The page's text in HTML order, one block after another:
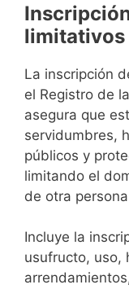
limitativos
La inscripción
el Registro de
asegura que
servidumbres,
públicos y
limitando el
de otra
Incluye la
usufructo, uso,